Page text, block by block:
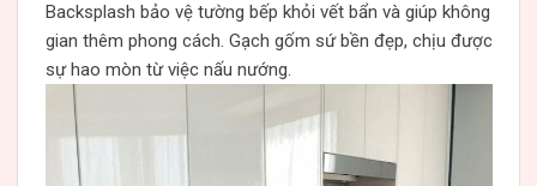
Backsplash bảo vệ tường bếp khỏi vết bẩn và giúp không
gian thêm phong cách. Gạch gốm sứ bền đẹp, chịu được
sự hao mòn từ việc nấu nướng.